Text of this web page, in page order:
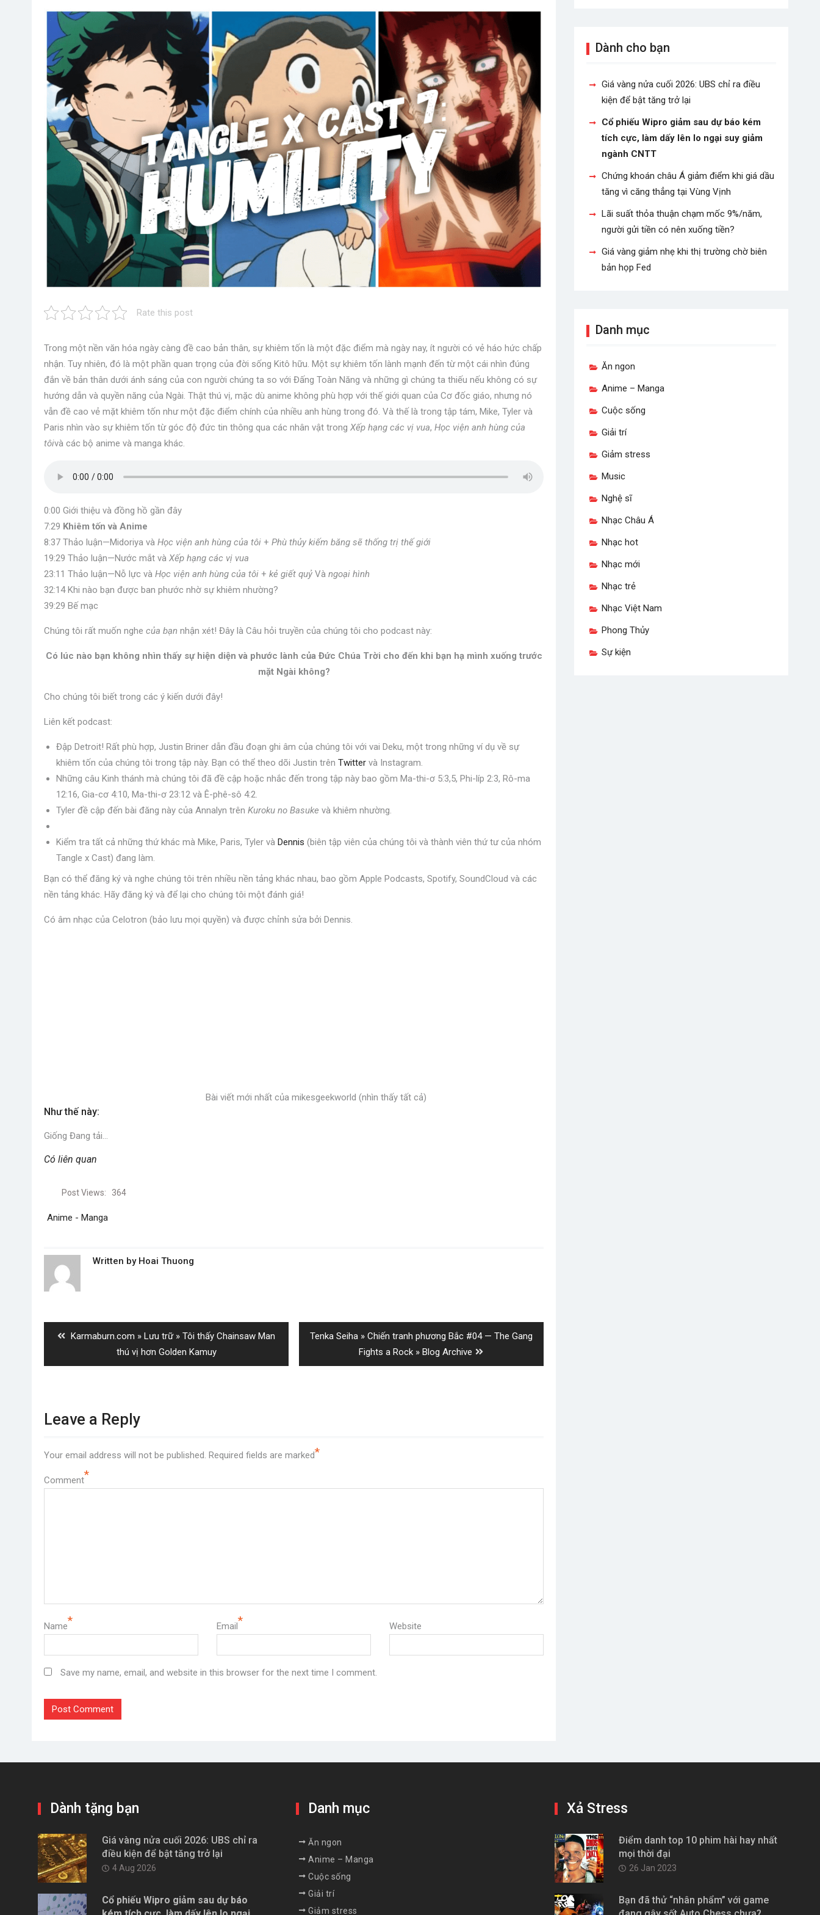
Rate this post
Trong một nền văn hóa ngày càng đề cao bản thân, sự khiêm tốn là một đặc điểm mà ngày nay, ít người có vẻ háo hức chấp
nhận. Tuy nhiên, đó là một phần quan trọng của đời sống Kitô hữu. Một sự khiêm tốn lành mạnh đến từ một cái nhìn đúng
đắn về bản thân dưới ánh sáng của con người chúng ta so với Đấng Toàn Năng và những gì chúng ta thiếu nếu không có sự
hướng dẫn và quyền năng của Ngài. Thật thú vị, mặc dù anime không phù hợp với thế giới quan của Cơ đốc giáo, nhưng nó
vẫn đề cao vẻ mặt khiêm tốn như một đặc điểm chính của nhiều anh hùng trong đó. Và thế là trong tập tám, Mike, Tyler và
Paris nhìn vào sự khiêm tốn từ góc độ đức tin thông qua các nhân vật trong Xếp hạng các vị vua, Học viện anh hùng của
tôivà các bộ anime và manga khác.
0:00 Giới thiệu và đồng hồ gần đây
7:29 Khiêm tốn và Anime
8:37 Thảo luận—Midoriya và Học viện anh hùng của tôi + Phù thủy kiếm băng sẽ thống trị thế giới
19:29 Thảo luận—Nước mắt và Xếp hạng các vị vua
23:11 Thảo luận—Nỗ lực và Học viện anh hùng của tôi + kẻ giết quỷ Và ngoại hình
32:14 Khi nào bạn được ban phước nhờ sự khiêm nhường?
39:29 Bế mạc
Chúng tôi rất muốn nghe của bạn nhận xét! Đây là Câu hỏi truyền của chúng tôi cho podcast này:
Có lúc nào bạn không nhìn thấy sự hiện diện và phước lành của Đức Chúa Trời cho đến khi bạn hạ mình xuống trước
mặt Ngài không?
Cho chúng tôi biết trong các ý kiến ​​dưới đây!
Liên kết podcast:
Đập Detroit! Rất phù hợp, Justin Briner dẫn đầu đoạn ghi âm của chúng tôi với vai Deku, một trong những ví dụ về sự
khiêm tốn của chúng tôi trong tập này. Bạn có thể theo dõi Justin trên Twitter và Instagram.
Những câu Kinh thánh mà chúng tôi đã đề cập hoặc nhắc đến trong tập này bao gồm Ma-thi-ơ 5:3,5, Phi-líp 2:3, Rô-ma
12:16, Gia-cơ 4:10, Ma-thi-ơ 23:12 và Ê-phê-sô 4:2.
Tyler đề cập đến bài đăng này của Annalyn trên Kuroku no Basuke và khiêm nhường.
Kiểm tra tất cả những thứ khác mà Mike, Paris, Tyler và Dennis (biên tập viên của chúng tôi và thành viên thứ tư của nhóm
Tangle x Cast) đang làm.
Bạn có thể đăng ký và nghe chúng tôi trên nhiều nền tảng khác nhau, bao gồm Apple Podcasts, Spotify, SoundCloud và các
nền tảng khác. Hãy đăng ký và để lại cho chúng tôi một đánh giá!
Có âm nhạc của Celotron (bảo lưu mọi quyền) và được chỉnh sửa bởi Dennis.
Bài viết mới nhất của mikesgeekworld (nhìn thấy tất cả)
Như thế này:
Giống Đang tải…
Có liên quan
Post Views: 364
Anime - Manga
Written by Hoai Thuong
Previous
Karmaburn.com » Lưu trữ » Tôi thấy Chainsaw Man
thú vị hơn Golden Kamuy
Next
Tenka Seiha » Chiến tranh phương Bắc #04 — The Gang
Fights a Rock » Blog Archive
Leave a Reply
Your email address will not be published. Required fields are marked*
Comment*
Name* Email* Website
Save my name, email, and website in this browser for the next time I comment.
Dành cho bạn
Giá vàng nửa cuối 2026: UBS chỉ ra điều
kiện để bật tăng trở lại
Cổ phiếu Wipro giảm sau dự báo kém
tích cực, làm dấy lên lo ngại suy giảm
ngành CNTT
Chứng khoán châu Á giảm điểm khi giá dầu
tăng vì căng thẳng tại Vùng Vịnh
Lãi suất thỏa thuận chạm mốc 9%/năm,
người gửi tiền có nên xuống tiền?
Giá vàng giảm nhẹ khi thị trường chờ biên
bản họp Fed
Danh mục
Ăn ngon
Anime – Manga
Cuộc sống
Giải trí
Giảm stress
Music
Nghệ sĩ
Nhạc Châu Á
Nhạc hot
Nhạc mới
Nhạc trẻ
Nhạc Việt Nam
Phong Thủy
Sự kiện
Dành tặng bạn
Giá vàng nửa cuối 2026: UBS chỉ ra
điều kiện để bật tăng trở lại
4 Aug 2026
Cổ phiếu Wipro giảm sau dự báo
Danh mục
Ăn ngon
Anime – Manga
Cuộc sống
Giải trí
Giảm stress
Xả Stress
Điểm danh top 10 phim hài hay nhất
mọi thời đại
26 Jan 2023
Bạn đã thử “nhân phẩm” với game